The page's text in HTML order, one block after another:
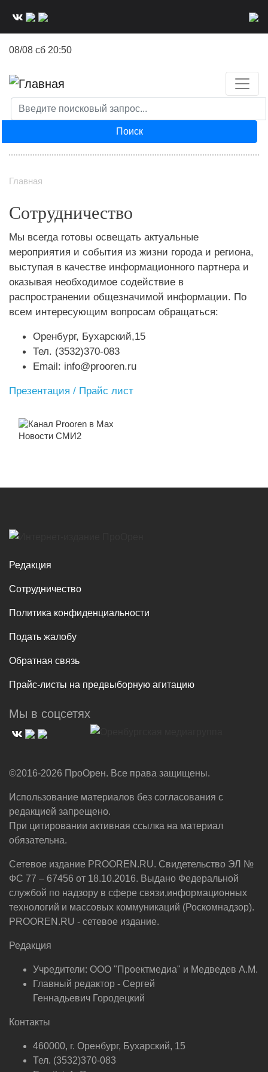
08/08 сб 20:50
Поиск
Главная
Сотрудничество
Мы всегда готовы освещать актуальные
мероприятия и события из жизни города и региона,
выступая в качестве информационного партнера и
оказывая необходимое содействие в
распространении общезначимой информации. По
всем интересующим вопросам обращаться:
Оренбург, Бухарский,15
Тел. (3532)370-083
Email: info@prooren.ru
Презентация / Прайс лист
Новости СМИ2
Редакция
Сотрудничество
Политика конфиденциальности
Подать жалобу
Обратная связь
Прайс-листы на предвыборную агитацию
Мы в соцсетях
©2016-2026 ПроОрен. Все права защищены.
Использование материалов без согласования с
редакцией запрещено.
При цитировании активная ссылка на материал
обязательна.
Сетевое издание PROOREN.RU. Свидетельство ЭЛ №
ФС 77 – 67456 от 18.10.2016. Выдано Федеральной
службой по надзору в сфере связи,информационных
технологий и массовых коммуникаций (Роскомнадзор).
PROOREN.RU - сетевое издание.
Редакция
Учредители: ООО "Проектмедиа" и Медведев А.М.
Главный редактор - Сергей
Геннадьевич Городецкий
Контакты
460000, г. Оренбург, Бухарский, 15
Тел. (3532)370-083